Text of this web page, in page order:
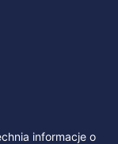
informacje o